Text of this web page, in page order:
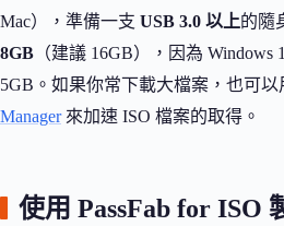
Mac），準備一支 USB 3.0 以上的隨
8GB （建議 16GB），因為 Windows
5GB。如果你常下載大檔案，也可以
Manager來加速 ISO 檔案的取得。
使用 PassFab for ISO